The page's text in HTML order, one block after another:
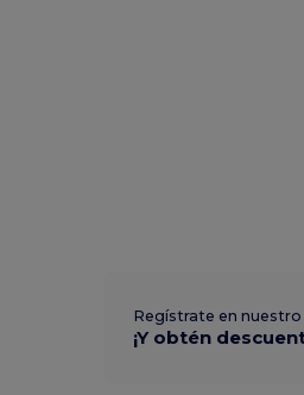
Regístrate en
¡Y obtén